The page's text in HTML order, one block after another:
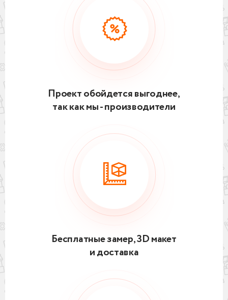
Проект обойдется выгоднее,
так как мы - производители
Бесплатные замер, 3D макет
и доставка